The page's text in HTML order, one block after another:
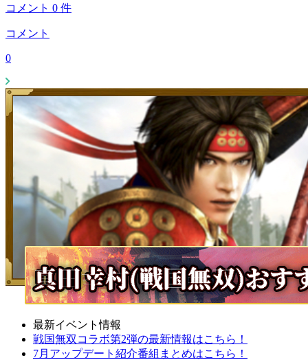
コメント 0 件
コメント
0
最新イベント情報
戦国無双コラボ第2弾の最新情報はこちら！
7月アップデート紹介番組まとめはこちら！